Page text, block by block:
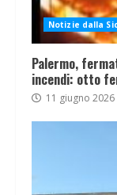
Notizie dalla
Palermo,
incendi: otto
11 giugno 2026